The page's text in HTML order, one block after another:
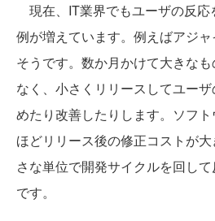
現在、IT業界でもユーザの反応
例が増えています。例えばアジ
そうです。数か月かけて大きな
なく、小さくリリースしてユー
めたり改善したりします。ソフ
ほどリリース後の修正コストが
さな単位で開発サイクルを回し
です。